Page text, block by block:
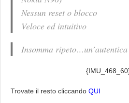
Nessun reset o blocco
Veloce ed intuitivo
Insomma
Trovate il resto cliccandoQUI